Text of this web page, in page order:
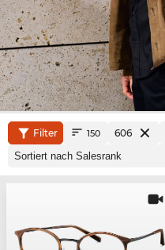
Filter 150 606